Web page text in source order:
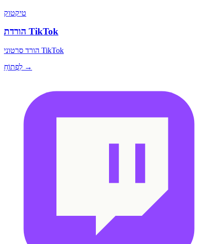
טיקטוק
הורדת TikTok
הורד סרטוני TikTok
לִפְתוֹחַ →